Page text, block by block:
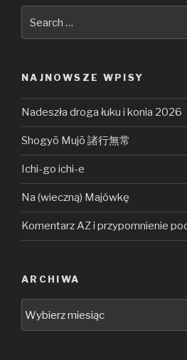
NAJNOWSZE WPISY
Nadeszła droga łuku i konia 2026
Shogyō Mujō 諸行無常
Ichi-go ichi-e
Na (wieczną) Majówkę
Komentarz AZ i przypomnienie
ARCHIWA